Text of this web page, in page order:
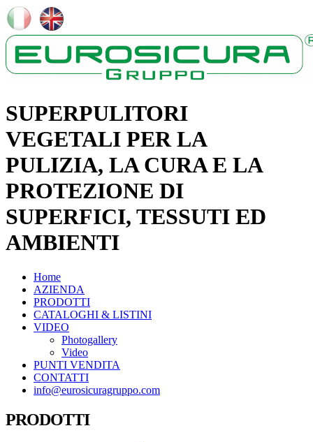
SUPERPULITORI
VEGETALI PER LA
PULIZIA, LA CURA E LA
PROTEZIONE DI
SUPERFICI, TESSUTI ED
AMBIENTI
Home
AZIENDA
PRODOTTI
CATALOGHI & LISTINI
VIDEO
Photogallery
Video
PUNTI VENDITA
CONTATTI
info@eurosicuragruppo.com
PRODOTTI